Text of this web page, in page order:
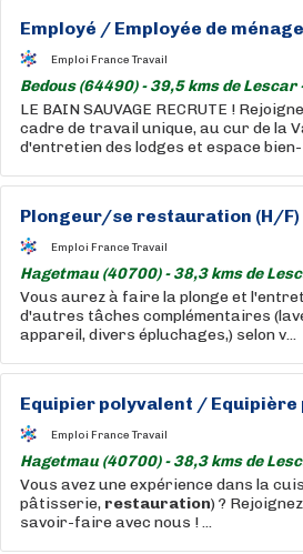
Employé / Employée de
Emploi France Travail
Bedous (64490) - 39,5 kms de Lescar
LE BAIN SAUVAGE RECRUTE !
cadre de travail unique, au cur de la
d'entretien des lodges et espace bien-
Plongeur/se restauration (H/F)
Emploi France Travail
Hagetmau (40700) - 38,3 kms de
Vous aurez à faire la plonge et
d'autres tâches complémentaires
appareil, divers épluchages,) selon v...
Equipier polyvalent / Equipière
Emploi France Travail
Hagetmau (40700) - 38,3 kms de
Vous avez une expérience dans la
pâtisserie, restauration) ?
savoir-faire avec nous ! ...